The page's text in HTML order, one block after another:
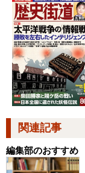
関連記事
編集部のおすすめ